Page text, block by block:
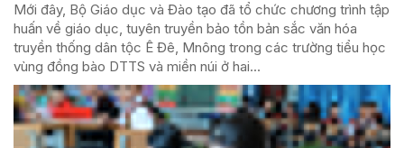
Mới đây, Bộ Giáo dục và Đào tạo đã tổ chức chương trình tập
huấn về giáo dục, tuyên truyền bảo tồn bản sắc văn hóa
truyền thống dân tộc Ê Đê, Mnông trong các trường tiểu học
vùng đồng bào DTTS và miền núi ở hai...